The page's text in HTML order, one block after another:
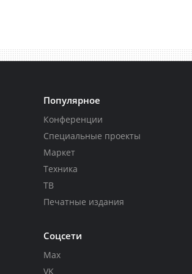
Популярное
Конференции
Специальные проекты
Маркет
Техника
ТВ
Печатные издания
Соцсети
Max
VK